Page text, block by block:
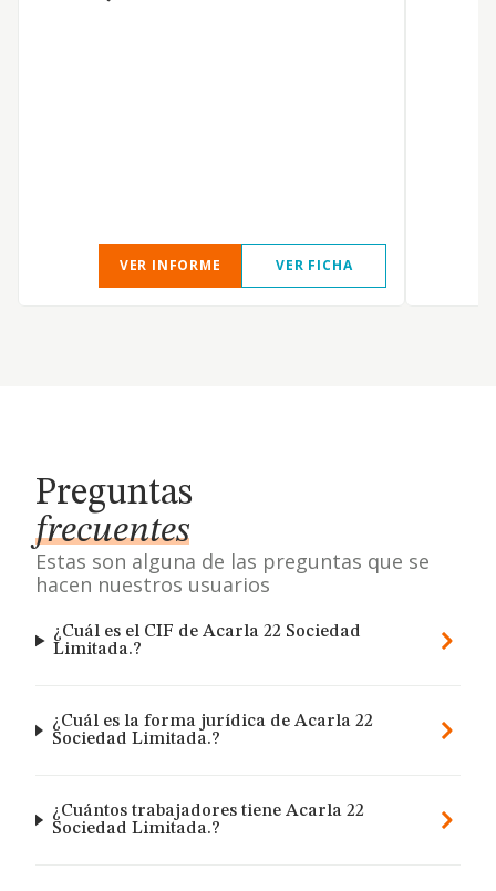
VER INFORME VER FICHA
Preguntas
frecuentes
Estas son alguna de las preguntas que se
hacen nuestros usuarios
¿Cuál es el CIF de Acarla 22 Sociedad
Limitada.?
¿Cuál es la forma jurídica de Acarla 22
Sociedad Limitada.?
¿Cuántos trabajadores tiene Acarla 22
Sociedad Limitada.?